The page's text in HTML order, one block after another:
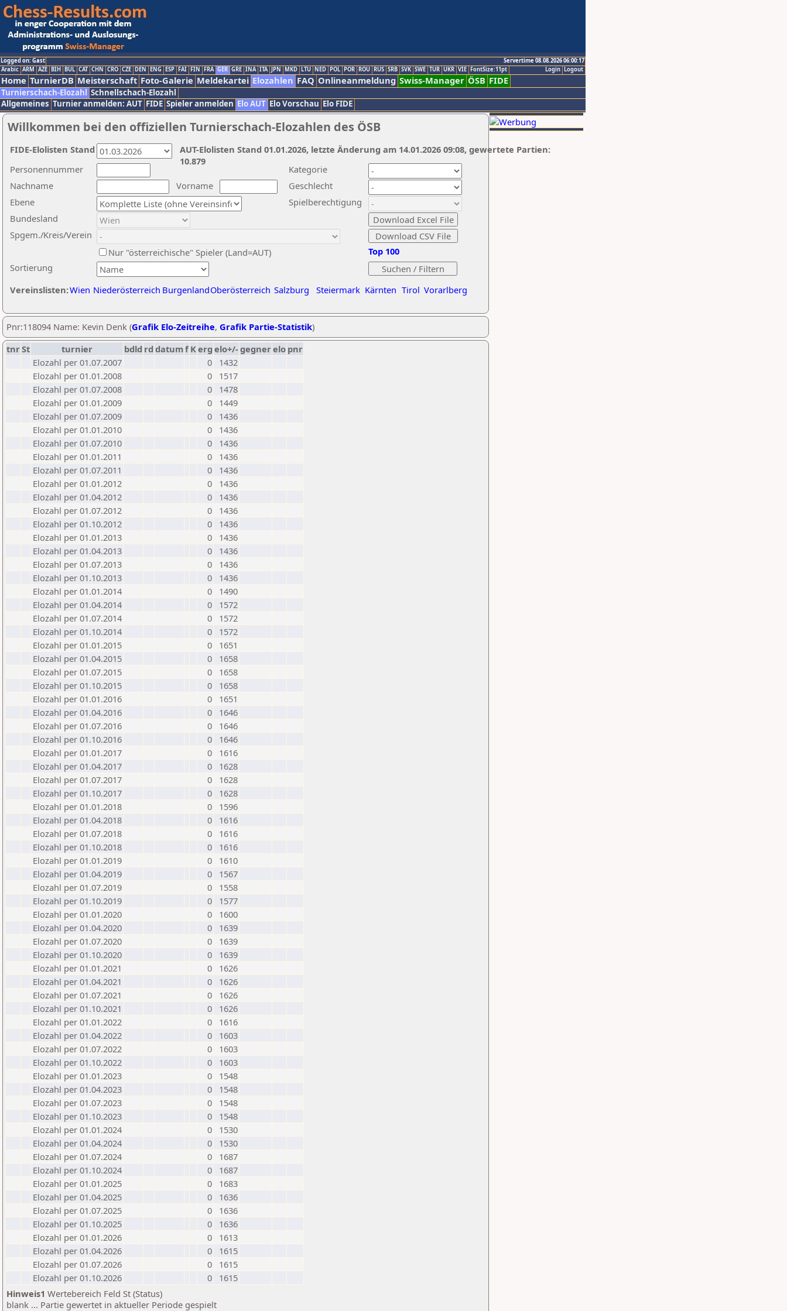
Logged on: Gast
Servertime 08.08.2026 06:00:17
Logout
Login
Arabic ARM AZE BIH BUL CAT CHN CRO CZE DEN ENG ESP FAI FIN FRA GER GRE INA ITA JPN MKD LTU NED POL POR ROU RUS SRB SVK SWE TUR UKR VIE FontSize:11pt
Home TurnierDB Meisterschaft Foto-Galerie Meldekartei Elozahlen FAQ Onlineanmeldung Swiss-Manager ÖSB FIDE
Turnierschach-Elozahl Schnellschach-Elozahl
Allgemeines Turnier anmelden: AUT FIDE Spieler anmelden Elo AUT Elo Vorschau Elo FIDE
Willkommen bei den offiziellen Turnierschach-Elozahlen des ÖSB
Nachname
Vorname
Ebene
Kategorie
Sortierung
Personennummer
Bundesland
Spgem./Kreis/Verein
Geschlecht
Nur "österreichische" Spieler (Land=AUT)
Spielberechtigung
Vereinslisten:Wien Niederösterreich BurgenlandOberösterreich Salzburg Steiermark Kärnten Tirol Vorarlberg
Top 100
AUT-Elolisten Stand 01.01.2026, letzte Änderung am 14.01.2026 09:08, gewertete Partien:
10.879
FIDE-Elolisten Stand
Pnr:118094 Name: Kevin Denk (Grafik Elo-Zeitreihe, Grafik Partie-Statistik)
tnrSt turnier bdld rd datumf Kerg elo+/-gegnerelo pnr
Elozahl per 01.07.2007
0
1432
Elozahl per 01.01.2008
0
1517
Elozahl per 01.07.2008
0
1478
Elozahl per 01.01.2009
0
1449
Elozahl per 01.07.2009
0
1436
Elozahl per 01.01.2010
0
1436
Elozahl per 01.07.2010
0
1436
Elozahl per 01.01.2011
0
1436
Elozahl per 01.07.2011
0
1436
Elozahl per 01.01.2012
0
1436
Elozahl per 01.04.2012
0
1436
Elozahl per 01.07.2012
0
1436
Elozahl per 01.10.2012
0
1436
Elozahl per 01.01.2013
0
1436
Elozahl per 01.04.2013
0
1436
Elozahl per 01.07.2013
0
1436
Elozahl per 01.10.2013
0
1436
Elozahl per 01.01.2014
0
1490
Elozahl per 01.04.2014
0
1572
Elozahl per 01.07.2014
0
1572
Elozahl per 01.10.2014
0
1572
Elozahl per 01.01.2015
0
1651
Elozahl per 01.04.2015
0
1658
Elozahl per 01.07.2015
0
1658
Elozahl per 01.10.2015
0
1658
Elozahl per 01.01.2016
0
1651
Elozahl per 01.04.2016
0
1646
Elozahl per 01.07.2016
0
1646
Elozahl per 01.10.2016
0
1646
Elozahl per 01.01.2017
0
1616
Elozahl per 01.04.2017
0
1628
Elozahl per 01.07.2017
0
1628
Elozahl per 01.10.2017
0
1628
Elozahl per 01.01.2018
0
1596
Elozahl per 01.04.2018
0
1616
Elozahl per 01.07.2018
0
1616
Elozahl per 01.10.2018
0
1616
Elozahl per 01.01.2019
0
1610
Elozahl per 01.04.2019
0
1567
Elozahl per 01.07.2019
0
1558
Elozahl per 01.10.2019
0
1577
Elozahl per 01.01.2020
0
1600
Elozahl per 01.04.2020
0
1639
Elozahl per 01.07.2020
0
1639
Elozahl per 01.10.2020
0
1639
Elozahl per 01.01.2021
0
1626
Elozahl per 01.04.2021
0
1626
Elozahl per 01.07.2021
0
1626
Elozahl per 01.10.2021
0
1626
Elozahl per 01.01.2022
0
1616
Elozahl per 01.04.2022
0
1603
Elozahl per 01.07.2022
0
1603
Elozahl per 01.10.2022
0
1603
Elozahl per 01.01.2023
0
1548
Elozahl per 01.04.2023
0
1548
Elozahl per 01.07.2023
0
1548
Elozahl per 01.10.2023
0
1548
Elozahl per 01.01.2024
0
1530
Elozahl per 01.04.2024
0
1530
Elozahl per 01.07.2024
0
1687
Elozahl per 01.10.2024
0
1687
Elozahl per 01.01.2025
0
1683
Elozahl per 01.04.2025
0
1636
Elozahl per 01.07.2025
0
1636
Elozahl per 01.10.2025
0
1636
Elozahl per 01.01.2026
0
1613
Elozahl per 01.04.2026
0
1615
Elozahl per 01.07.2026
0
1615
Elozahl per 01.10.2026
0
1615
Hinweis1 Wertebereich Feld St (Status)
blank ... Partie gewertet in aktueller Periode gespielt